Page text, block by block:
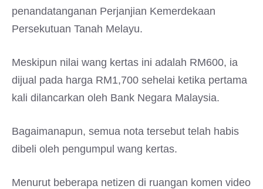
penandatanganan Perjanjian Kemerdekaan
Persekutuan Tanah Melayu.
Meskipun nilai wang kertas ini adalah RM600, ia
dijual pada harga RM1,700 sehelai ketika pertama
kali dilancarkan oleh Bank Negara Malaysia.
Bagaimanapun, semua nota tersebut telah habis
dibeli oleh pengumpul wang kertas.
Menurut beberapa netizen di ruangan komen video